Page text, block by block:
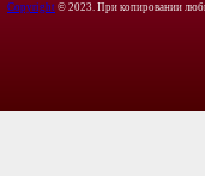
Copyright © 2023. При копировании